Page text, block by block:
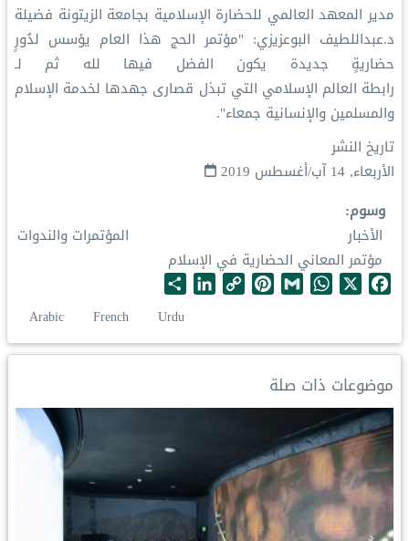
‏مدير المعهد العالمي للحضارة الإسلامية بجامعة الزيتونة فضيلة
د.عبداللطيف البوعزيزي: "مؤتمر ⁧الحج⁩ هذا العام يؤسس لدُورٍ
حضاريةٍ جديدة يكون الفضل فيها لله ثم لـ
⁧رابطة العالم الإسلامي⁩ التي تبذل قصارى جهدها لخدمة الإسلام
والمسلمين والإنسانية جمعاء".
تاريخ النشر
الأربعاء, 14 آب/أغسطس 2019
وسوم
الأخبار
المؤتمرات والندوات
مؤتمر المعاني الحضارية في الإسلام
F
e
o
o
k
X
W
t
A
p
p
G
i
P
t
e
t
C
y
n
L
k
I
h
a
r
Arabic French Urdu
موضوعات ذات صلة